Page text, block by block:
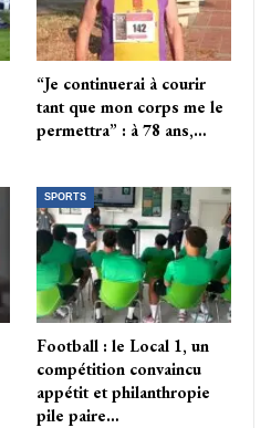
“Je continuerai à courir
tant que mon corps me le
permettra” : à 78 ans,…
SPORTS
Football : le Local 1, un
compétition convaincu
appétit et philanthropie
pile paire…